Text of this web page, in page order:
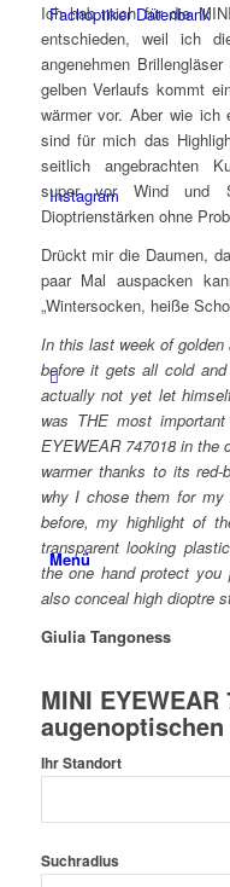
Fachoptiker Datenbank
Instagram
Menü
Ich hab mich für die
entschieden, weil ich
angenehmen
gelben Verlaufs kommt
wärmer vor. Aber wie ich
sind für mich das
seitlich angebrachten
super vor Wind und
Dioptrienstärken ohne
Drückt mir die Daumen,
paar Mal auspacken
„Wintersocken, heiße
In this last week of golden
before it gets all cold
actually not yet let
was THE most
EYEWEAR 747018 in the
warmer thanks to its red-
why I chose them for my
before, my highlight of
transparent looking
the one hand protect
also conceal high dioptre
Giulia Tangoness
MINI EYEWEAR
Ihr Standort
Suchradius